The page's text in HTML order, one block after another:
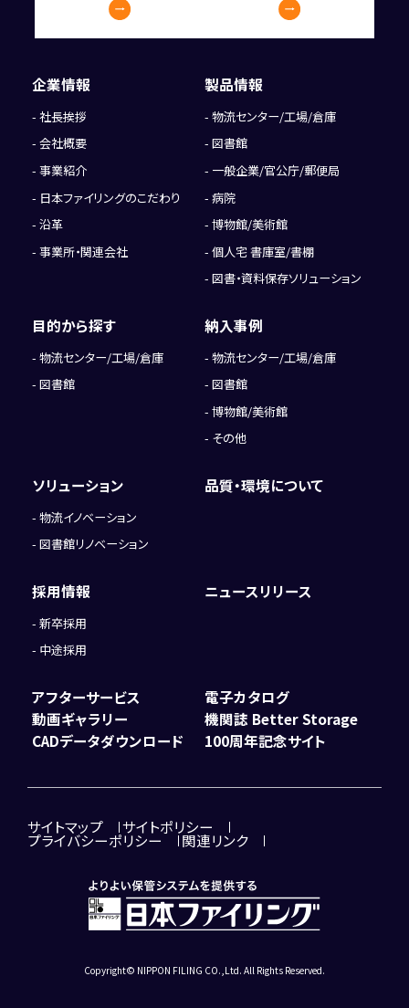
企業情報
社長挨拶
会社概要
事業紹介
日本ファイリングのこだわり
沿革
事業所・関連会社
製品情報
物流センター/工場/倉庫
図書館
一般企業/官公庁/郵便局
病院
博物館/美術館
個人宅 書庫室/書棚
図書・資料保存ソリューション
目的から探す
物流センター/工場/倉庫
図書館
納入事例
物流センター/工場/倉庫
図書館
博物館/美術館
その他
ソリューション
物流イノベーション
図書館リノベーション
品質・環境について
採用情報
新卒採用
中途採用
ニュースリリース
アフターサービス
電子カタログ
動画ギャラリー
機関誌 Better Storage
CADデータダウンロード
100周年記念サイト
サイトマップ サイトポリシー
プライバシーポリシー 関連リンク
Copyright© NIPPON FILING CO.,Ltd. All Rights Reserved.